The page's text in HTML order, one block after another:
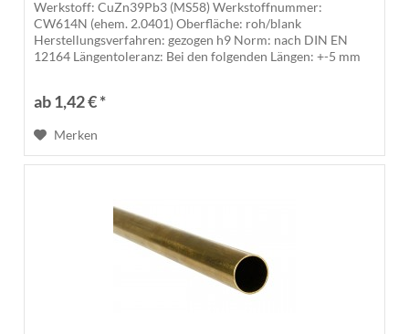
Werkstoff: CuZn39Pb3 (MS58) Werkstoffnummer:
CW614N (ehem. 2.0401) Oberfläche: roh/blank
Herstellungsverfahren: gezogen h9 Norm: nach DIN EN
12164 Längentoleranz: Bei den folgenden Längen: +-5 mm
ab 1,42 € *
Merken